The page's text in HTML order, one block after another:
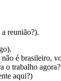
reunião?).
é brasileiro,
o trabalho
aqui?)